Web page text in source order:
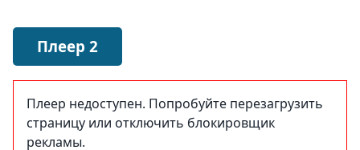
Плеер 2
Плеер недоступен. Попробуйте перезагрузить
страницу или отключить блокировщик
рекламы.